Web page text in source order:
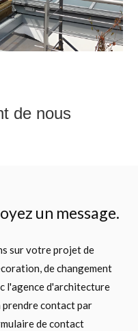
de nous
un message.
sur votre projet de
de changement
l'agence d'architecture
prendre contact par
de contact